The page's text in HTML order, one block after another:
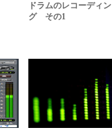
ドラムのレコーディン
グ その1